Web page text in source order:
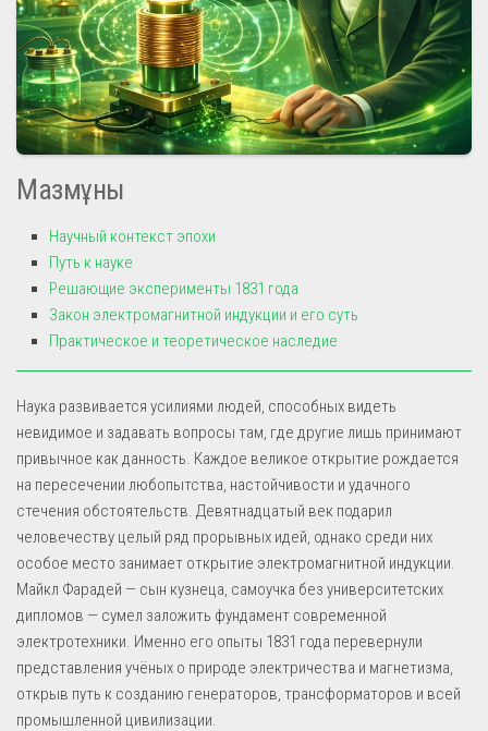
Мазмұны
Научный контекст эпохи
Путь к науке
Решающие эксперименты 1831 года
Закон электромагнитной индукции и его суть
Практическое и теоретическое наследие
Наука развивается усилиями людей, способных видеть
невидимое и задавать вопросы там, где другие лишь принимают
привычное как данность. Каждое великое открытие рождается
на пересечении любопытства, настойчивости и удачного
стечения обстоятельств. Девятнадцатый век подарил
человечеству целый ряд прорывных идей, однако среди них
особое место занимает открытие электромагнитной индукции.
Майкл Фарадей — сын кузнеца, самоучка без университетских
дипломов — сумел заложить фундамент современной
электротехники. Именно его опыты 1831 года перевернули
представления учёных о природе электричества и магнетизма,
открыв путь к созданию генераторов, трансформаторов и всей
промышленной цивилизации.